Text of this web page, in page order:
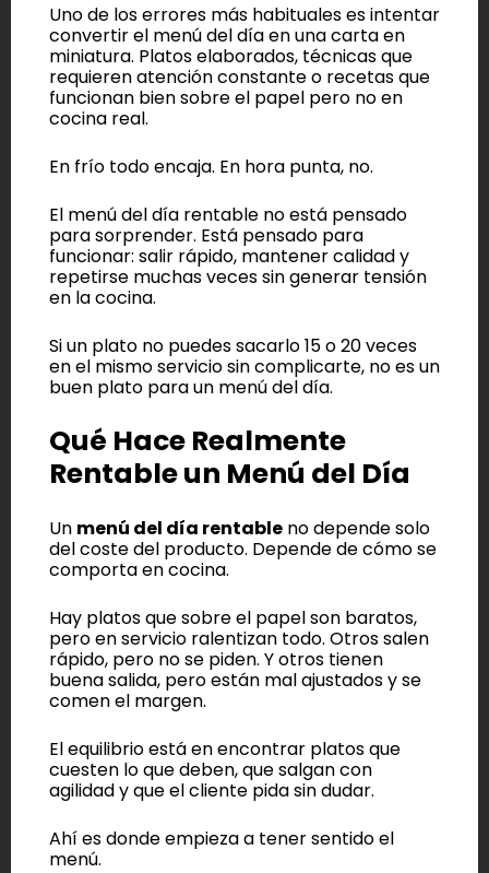
Uno de los errores más habituales es intentar
convertir el menú del día en una carta en
miniatura. Platos elaborados, técnicas que
requieren atención constante o recetas que
funcionan bien sobre el papel pero no en
cocina real.
En frío todo encaja. En hora punta, no.
El menú del día rentable no está pensado
para sorprender. Está pensado para
funcionar: salir rápido, mantener calidad y
repetirse muchas veces sin generar tensión
en la cocina.
Si un plato no puedes sacarlo 15 o 20 veces
en el mismo servicio sin complicarte, no es un
buen plato para un menú del día.
Qué Hace Realmente
Rentable un Menú del Día
Un menú del día rentable no depende solo
del coste del producto. Depende de cómo se
comporta en cocina.
Hay platos que sobre el papel son baratos,
pero en servicio ralentizan todo. Otros salen
rápido, pero no se piden. Y otros tienen
buena salida, pero están mal ajustados y se
comen el margen.
El equilibrio está en encontrar platos que
cuesten lo que deben, que salgan con
agilidad y que el cliente pida sin dudar.
Ahí es donde empieza a tener sentido el
menú.